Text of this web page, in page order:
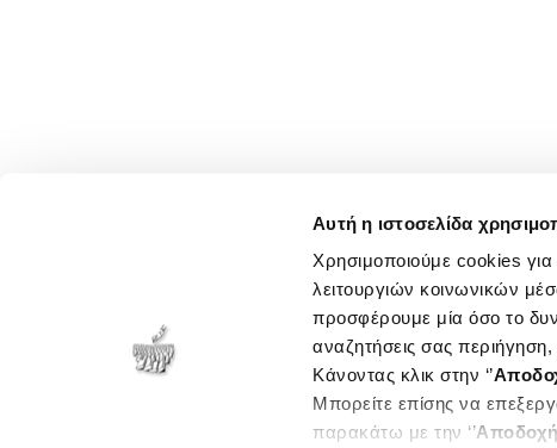
Αυτή η ιστοσελίδα
Χρησιμοποιούμε cookies
λειτουργιών κοινωνικών
προσφέρουμε μία όσο το
αναζητήσεις σας
Κάνοντας κλικ στην ‘’
Μπορείτε επίσης να
παρακάτω με την ‘’